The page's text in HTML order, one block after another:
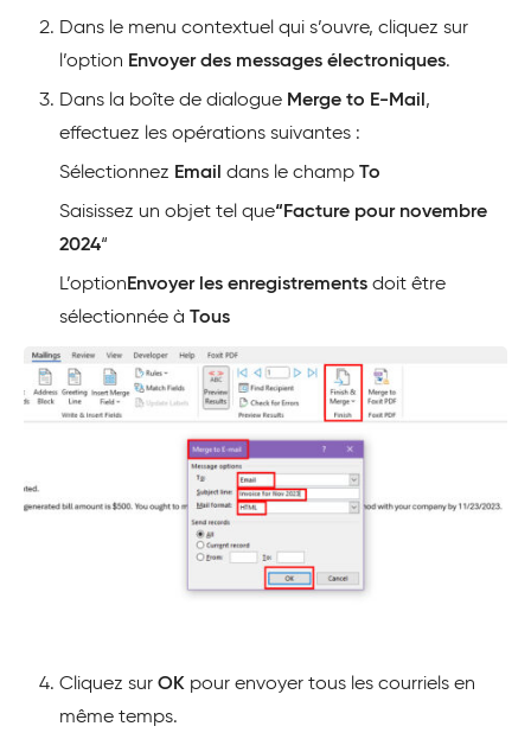
Dans le menu contextuel qui s’ouvre, cliquez sur
l’option Envoyer des messages électroniques.
Dans la boîte de dialogue Merge to E-Mail ,
effectuez les opérations suivantes :
Sélectionnez Email dans le champ To
Saisissez un objet tel que“Facture pour novembre
2024“
L’option Envoyer les enregistrements doit être
sélectionnée à Tous
Cliquez sur OK pour envoyer tous les courriels en
même temps.